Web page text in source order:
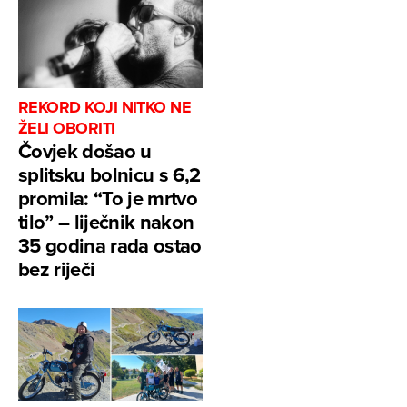
REKORD KOJI NITKO NE
ŽELI OBORITI
Čovjek došao u
splitsku bolnicu s 6,2
promila: “To je mrtvo
tilo” – liječnik nakon
35 godina rada ostao
bez riječi